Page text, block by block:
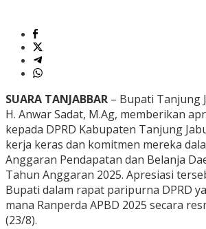
SUARA TANJABBAR – Bupati Tanjung
H. Anwar Sadat, M.Ag, memberikan
kepada DPRD Kabupaten Tanjung
kerja keras dan komitmen mereka
Anggaran Pendapatan dan Belanja
Tahun Anggaran 2025. Apresiasi
Bupati dalam rapat paripurna DPRD
mana Ranperda APBD 2025 secara
(23/8).